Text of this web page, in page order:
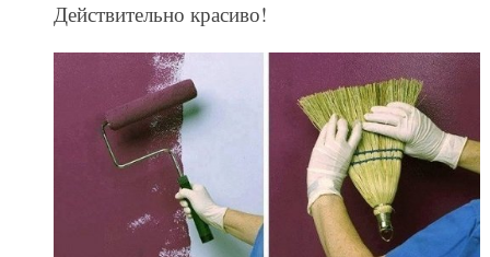
Действительно красиво!